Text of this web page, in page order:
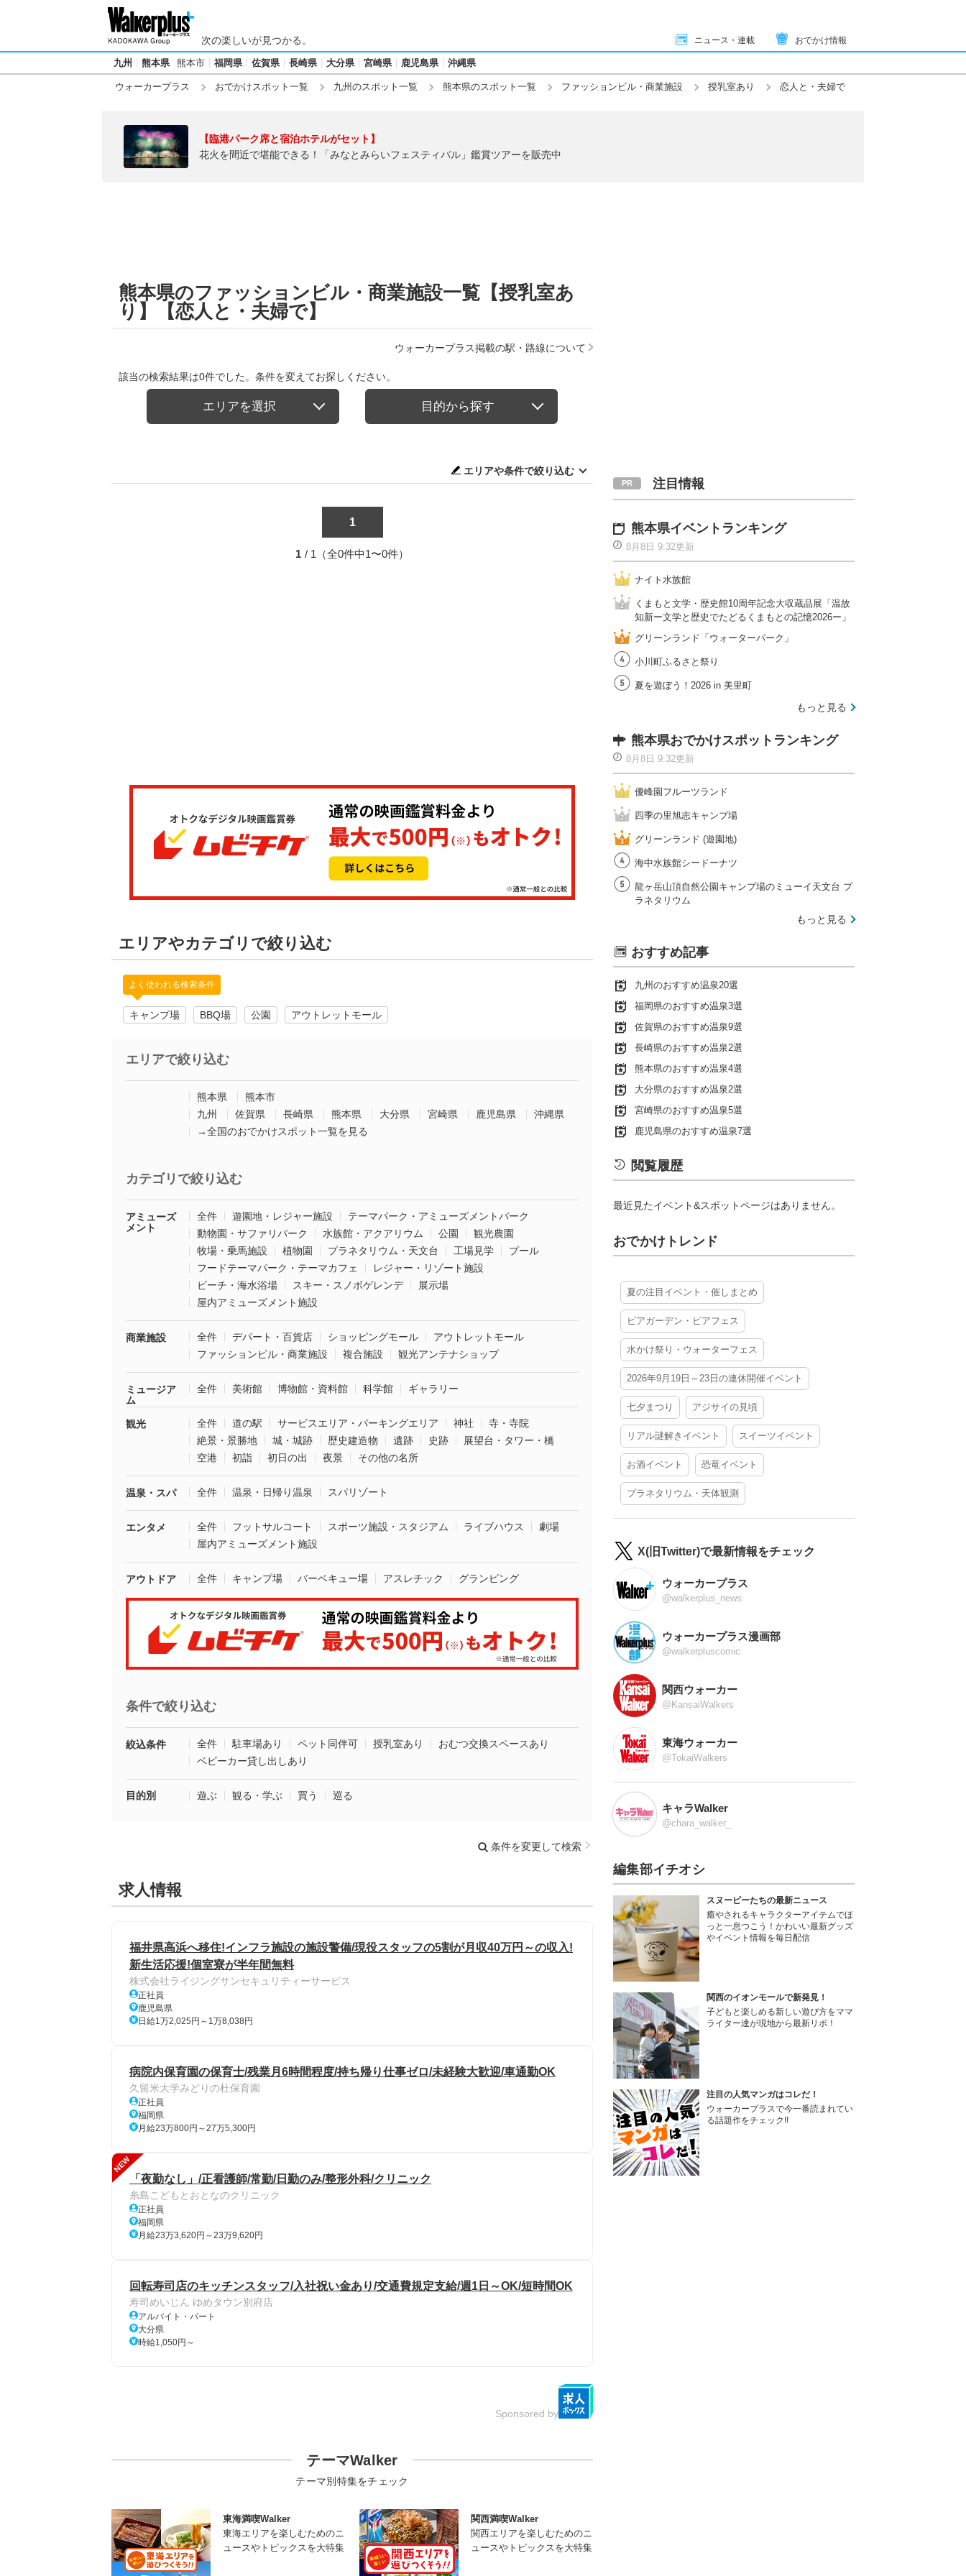
次の楽しいが見つかる。 ニュース・連載 おでかけ情報
九州 熊本県 熊本市 福岡県 佐賀県 長崎県 大分県 宮崎県 鹿児島県 沖縄県
ウォーカープラス おでかけスポット一覧 九州のスポット一覧 熊本県のスポット一覧 ファッションビル・商業施設 授乳室あり 恋人と・夫婦で
【臨港パーク席と宿泊ホテルがセット】
花火を間近で堪能できる！「みなとみらいフェスティバル」鑑賞ツアーを販売中
熊本県のファッションビル・商業施設一覧【授乳室あ
り】【恋人と・夫婦で】
ウォーカープラス掲載の駅・路線について
該当の検索結果は0件でした。条件を変えてお探しください。
エリアを選択 目的から探す
エリアや条件で絞り込む
1
1 / 1（全0件中1〜0件）
エリアやカテゴリで絞り込む
よく使われる検索条件
キャンプ場 BBQ場 公園 アウトレットモール
エリアで絞り込む
熊本県
熊本市
九州
佐賀県 長崎県 熊本県 大分県 宮崎県 鹿児島県
沖縄県
→全国のおでかけスポット一覧を見る
カテゴリで絞り込む
アミューズ
メント
全件 遊園地・レジャー施設
テーマパーク・アミューズメントパーク
動物園・サファリパーク
水族館・アクアリウム 公園
観光農園
牧場・乗馬施設
植物園 プラネタリウム・天文台 工場見学
プール
フードテーマパーク・テーマカフェ
レジャー・リゾート施設
ビーチ・海水浴場
スキー・スノボゲレンデ
展示場
屋内アミューズメント施設
商業施設 全件 デパート・百貨店 ショッピングモール
アウトレットモール
ファッションビル・商業施設
複合施設 観光アンテナショップ
ミュージア
ム
全件 美術館 博物館・資料館 科学館 ギャラリー
観光 全件 道の駅 サービスエリア・パーキングエリア 神社
寺・寺院
絶景・景勝地
城・城跡 歴史建造物 遺跡 史跡
展望台・タワー・橋
空港
初詣 初日の出 夜景 その他の名所
温泉・スパ 全件 温泉・日帰り温泉 スパリゾート
エンタメ 全件 フットサルコート スポーツ施設・スタジアム ライブハウス
劇場
屋内アミューズメント施設
アウトドア 全件 キャンプ場 バーベキュー場 アスレチック グランピング
条件で絞り込む
絞込条件 全件 駐車場あり ペット同伴可 授乳室あり
おむつ交換スペースあり
ベビーカー貸し出しあり
目的別 遊ぶ 観る・学ぶ 買う 巡る
条件を変更して検索
求人情報
福井県高浜へ移住!インフラ施設の施設警備/現役スタッフの5割が月収40万円～の収入!
新生活応援!個室寮が半年間無料
株式会社ライジングサンセキュリティーサービス
正社員
鹿児島県
日給1万2,025円～1万8,038円
病院内保育園の保育士/残業月6時間程度/持ち帰り仕事ゼロ/未経験大歓迎/車通勤OK
久留米大学みどりの杜保育園
正社員
福岡県
月給23万800円～27万5,300円
NEW
「夜勤なし」/正看護師/常勤/日勤のみ/整形外科/クリニック
糸島こどもとおとなのクリニック
正社員
福岡県
月給23万3,620円～23万9,620円
回転寿司店のキッチンスタッフ/入社祝い金あり/交通費規定支給/週1日～OK/短時間OK
寿司めいじん ゆめタウン別府店
アルバイト・パート
大分県
時給1,050円～
Sponsored by
テーマWalker
テーマ別特集をチェック
東海満喫Walker
東海エリアを楽しむためのニ
ュースやトピックスを大特集
関西満喫Walker
関西エリアを楽しむためのニ
ュースやトピックスを大特集
注目情報
熊本県イベントランキング
8月8日 9:32更新
ナイト水族館
くまもと文学・歴史館10周年記念大収蔵品展「温故
知新ー文学と歴史でたどるくまもとの記憶2026ー」
グリーンランド「ウォーターパーク」
小川町ふるさと祭り
夏を遊ぼう！2026 in 美里町
もっと見る
熊本県おでかけスポットランキング
8月8日 9:32更新
優峰園フルーツランド
四季の里旭志キャンプ場
グリーンランド (遊園地)
海中水族館シードーナツ
龍ヶ岳山頂自然公園キャンプ場のミューイ天文台 プ
ラネタリウム
もっと見る
おすすめ記事
九州のおすすめ温泉20選
福岡県のおすすめ温泉3選
佐賀県のおすすめ温泉9選
長崎県のおすすめ温泉2選
熊本県のおすすめ温泉4選
大分県のおすすめ温泉2選
宮崎県のおすすめ温泉5選
鹿児島県のおすすめ温泉7選
閲覧履歴
最近見たイベント&スポットページはありません。
おでかけトレンド
夏の注目イベント・催しまとめ
ビアガーデン・ビアフェス
水かけ祭り・ウォーターフェス
2026年9月19日～23日の連休開催イベント
七夕まつり アジサイの見頃
リアル謎解きイベント スイーツイベント
お酒イベント 恐竜イベント
プラネタリウム・天体観測
X(旧Twitter)で最新情報をチェック
ウォーカープラス
@walkerplus_news
ウォーカープラス漫画部
@walkerpluscomic
関西ウォーカー
@KansaiWalkers
東海ウォーカー
@TokaiWalkers
キャラWalker
@chara_walker_
編集部イチオシ
スヌーピーたちの最新ニュース
癒やされるキャラクターアイテムでほ
っと一息つこう！かわいい最新グッズ
やイベント情報を毎日配信
関西のイオンモールで新発見！
子どもと楽しめる新しい遊び方をママ
ライター達が現地から最新リポ！
注目の人気マンガはコレだ！
ウォーカープラスで今一番読まれてい
る話題作をチェック!!